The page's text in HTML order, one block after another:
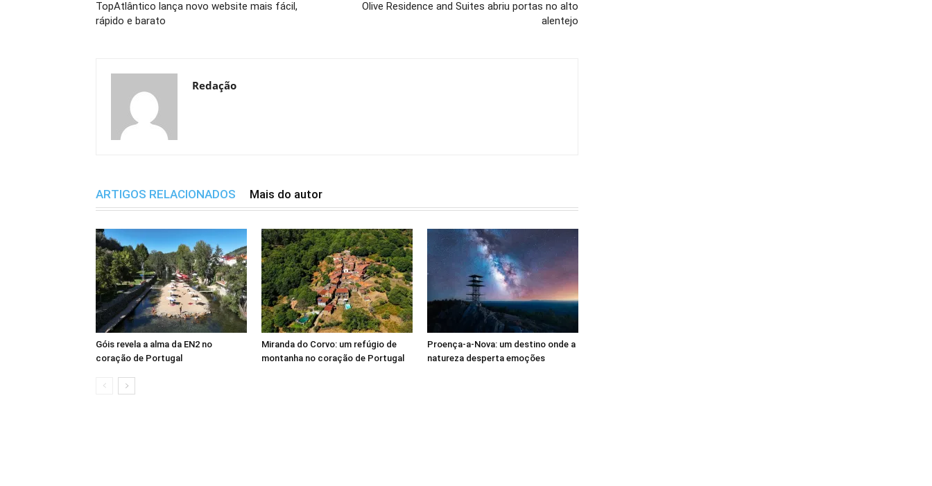
TopAtlântico lança novo website mais fácil,
rápido e barato
Olive Residence and Suites abriu portas no alto
alentejo
Redação
ARTIGOS RELACIONADOS Mais do autor
Góis revela a alma da EN2 no
coração de Portugal
Miranda do Corvo: um refúgio de
montanha no coração de Portugal
Proença-a-Nova: um destino onde a
natureza desperta emoções